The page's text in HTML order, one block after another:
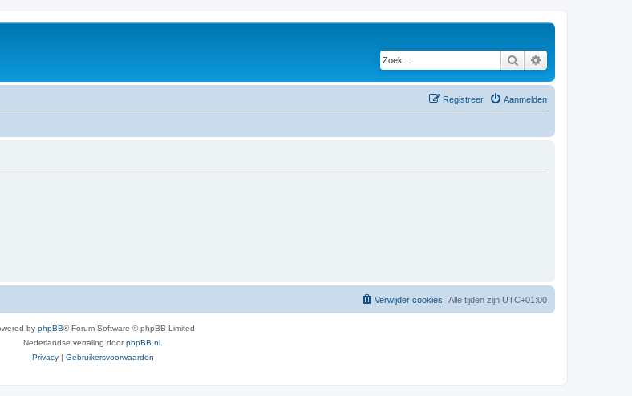
Zoek
Aanmelden
Registreer
Alle tijden zijn UTC+01:00
Verwijder cookies
by phpBB® Forum Software © phpBB Limited
Nederlandse vertaling doorphpBB.nl
Privacy | Gebruikersvoorwaarden